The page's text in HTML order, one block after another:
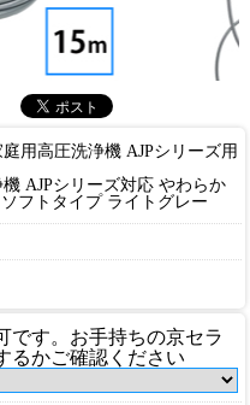
用高圧洗浄機 AJPシリーズ用
AJPシリーズ対応 やわらか
フトタイプ ライトグレー
です。お手持ちの京セラ
るかご確認ください